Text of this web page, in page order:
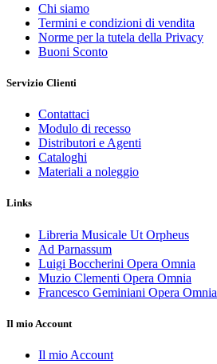
Chi siamo
Termini e condizioni di vendita
Norme per la tutela della Privacy
Buoni Sconto
Servizio Clienti
Contattaci
Modulo di recesso
Distributori e Agenti
Cataloghi
Materiali a noleggio
Links
Libreria Musicale Ut Orpheus
Ad Parnassum
Luigi Boccherini Opera Omnia
Muzio Clementi Opera Omnia
Francesco Geminiani Opera Omnia
Il mio Account
Il mio Account